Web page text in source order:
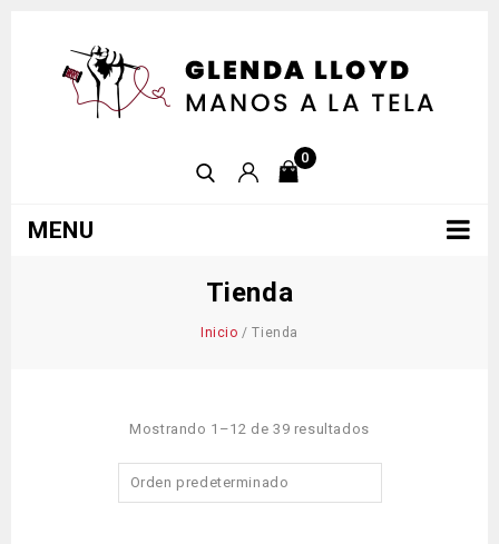
0
MENU
Tienda
Inicio /Tienda
Mostrando 1–12 de 39 resultados
Orden predeterminado